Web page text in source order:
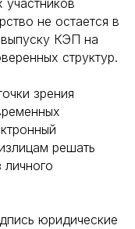
не остается в
КЭП на
структур.
зрения
решать
личного
юридические